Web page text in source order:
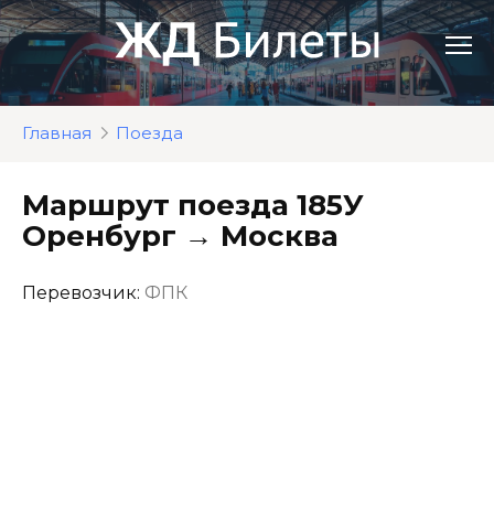
Перейти
к
контенту
Главная Поезда
Маршрут поезда 185У
Оренбург → Москва
Перевозчик: ФПК